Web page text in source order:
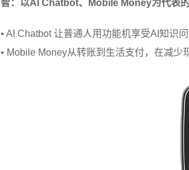
智：以AI Chatbot、Mobile Money为代表
• AI Chatbot 让普通人用功能机享受AI知识
• Mobile Money从转账到生活支付，在减少